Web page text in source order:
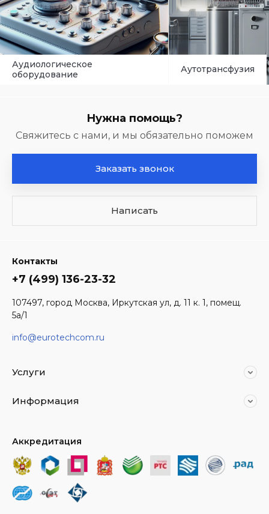
Аутотрансфузия
Нужна помощь?
Свяжитесь с нами, и мы обязательно поможем
Заказать звонок
Написать
Контакты
+7 (499) 136-23-32
107497, город Москва, Иркутская ул, д. 11 к. 1, помещ.
5а/1
info@eurotechcom.ru
Услуги
Информация
Аккредитация